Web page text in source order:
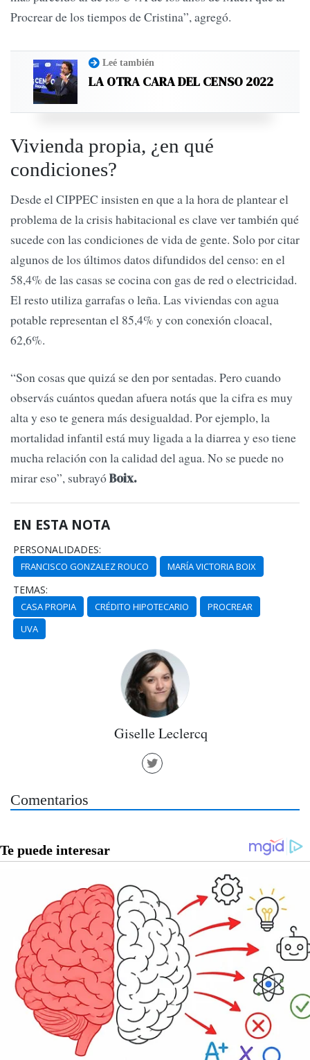
Procrear de los tiempos de Cristina”, agregó.
Leé también
LA OTRA CARA DEL CENSO 2022
Vivienda propia, ¿en qué
condiciones?
Desde el CIPPEC insisten en que a la hora de plantear el
problema de la crisis habitacional es clave ver también qué
sucede con las condiciones de vida de gente. Solo por citar
algunos de los últimos datos difundidos del censo: en el
58,4% de las casas se cocina con gas de red o electricidad.
El resto utiliza garrafas o leña. Las viviendas con agua
potable representan el 85,4% y con conexión cloacal,
62,6%.
“Son cosas que quizá se den por sentadas. Pero cuando
observás cuántos quedan afuera notás que la cifra es muy
alta y eso te genera más desigualdad. Por ejemplo, la
mortalidad infantil está muy ligada a la diarrea y eso tiene
mucha relación con la calidad del agua. No se puede no
mirar eso”, subrayóBoix.
EN ESTA NOTA
PERSONALIDADES:
FRANCISCO GONZALEZ ROUCO MARÍA VICTORIA BOIX
TEMAS:
CASA PROPIA CRÉDITO HIPOTECARIO
PROCREAR
UVA
Giselle Leclercq
Comentarios